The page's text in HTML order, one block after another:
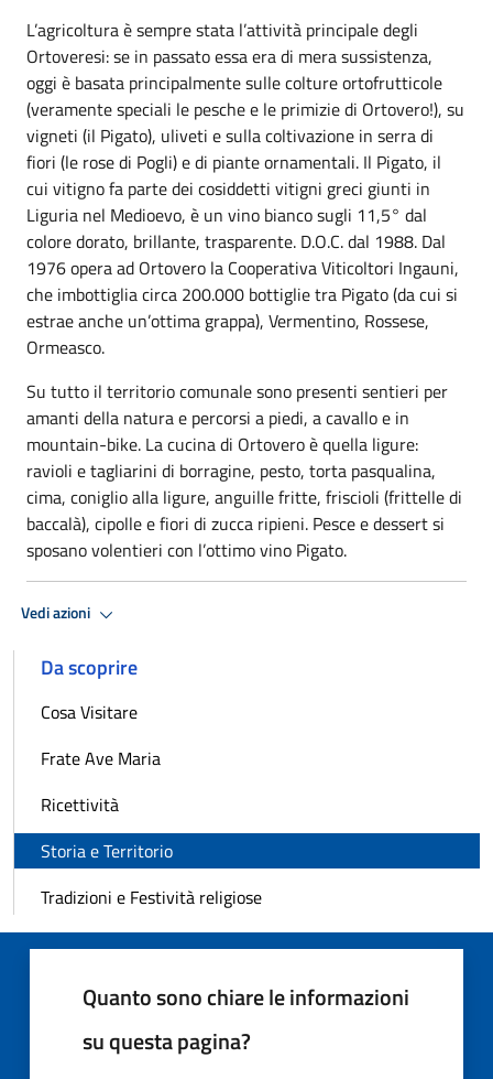
L’agricoltura è sempre stata l’attività principale degli
Ortoveresi: se in passato essa era di mera sussistenza,
oggi è basata principalmente sulle colture ortofrutticole
(veramente speciali le pesche e le primizie di Ortovero!), su
vigneti (il Pigato), uliveti e sulla coltivazione in serra di
fiori (le rose di Pogli) e di piante ornamentali. Il Pigato, il
cui vitigno fa parte dei cosiddetti vitigni greci giunti in
Liguria nel Medioevo, è un vino bianco sugli 11,5° dal
colore dorato, brillante, trasparente. D.O.C. dal 1988. Dal
1976 opera ad Ortovero la Cooperativa Viticoltori Ingauni,
che imbottiglia circa 200.000 bottiglie tra Pigato (da cui si
estrae anche un’ottima grappa), Vermentino, Rossese,
Ormeasco.
Su tutto il territorio comunale sono presenti sentieri per
amanti della natura e percorsi a piedi, a cavallo e in
mountain-bike. La cucina di Ortovero è quella ligure:
ravioli e tagliarini di borragine, pesto, torta pasqualina,
cima, coniglio alla ligure, anguille fritte, friscioli (frittelle di
baccalà), cipolle e fiori di zucca ripieni. Pesce e dessert si
sposano volentieri con l’ottimo vino Pigato.
Vedi azioni
Da scoprire
Cosa Visitare
Frate Ave Maria
Ricettività
Storia e Territorio
Tradizioni e Festività religiose
Quanto sono chiare le informazioni
su questa pagina?